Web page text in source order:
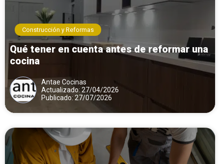
Construcción y Reformas
Qué tener en cuenta antes de reformar una
cocina
Antae Cocinas
Actualizado: 27/04/2026
Publicado: 27/07/2026